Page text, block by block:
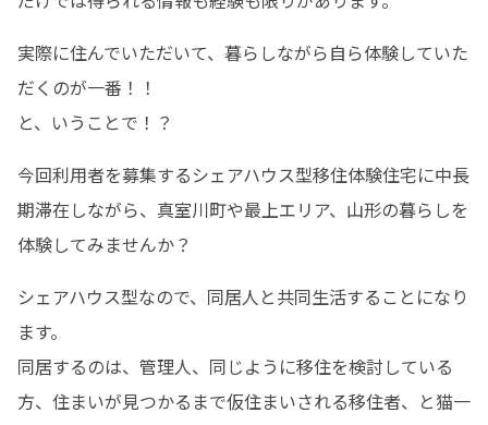
実際に住んでいただいて、暮らしながら自ら体験していた
だくのが一番！！
と、いうことで！？
今回利用者を募集するシェアハウス型移住体験住宅に中長
期滞在しながら、真室川町や最上エリア、山形の暮らしを
体験してみませんか？
シェアハウス型なので、同居人と共同生活することになり
ます。
同居するのは、管理人、同じように移住を検討している
方、住まいが見つかるまで仮住まいされる移住者、と猫一